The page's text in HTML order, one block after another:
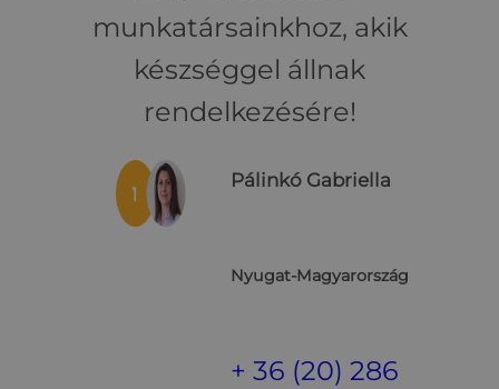
munkatársainkhoz, akik
készséggel állnak
rendelkezésére!
Pálinkó Gabriella
Nyugat-Magyarország
+ 36 (20) 286